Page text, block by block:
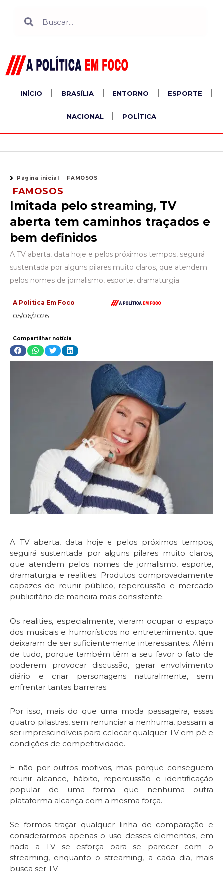
INÍCIO BRASÍLIA ENTORNO ESPORTE
NACIONAL POLÍTICA
Página inicial FAMOSOS
FAMOSOS
Imitada pelo streaming, TV
aberta tem caminhos traçados e
bem definidos
A TV aberta, data hoje e pelos próximos tempos, seguirá
sustentada por alguns pilares muito claros, que atendem
pelos nomes de jornalismo, esporte, dramaturgia
A Politica Em Foco
05/06/2026
Compartilhar notícia
A TV aberta, data hoje e pelos próximos tempos,
seguirá sustentada por alguns pilares muito claros,
que atendem pelos nomes de jornalismo, esporte,
dramaturgia e realities. Produtos comprovadamente
capazes de reunir público, repercussão e mercado
publicitário de maneira mais consistente.
Os realities, especialmente, vieram ocupar o espaço
dos musicais e humorísticos no entretenimento, que
deixaram de ser suficientemente interessantes. Além
de tudo, porque também têm a seu favor o fato de
poderem provocar discussão, gerar envolvimento
diário e criar personagens naturalmente, sem
enfrentar tantas barreiras.
Por isso, mais do que uma moda passageira, essas
quatro pilastras, sem renunciar a nenhuma, passam a
ser imprescindíveis para colocar qualquer TV em pé e
condições de competitividade.
E não por outros motivos, mas porque conseguem
reunir alcance, hábito, repercussão e identificação
popular de uma forma que nenhuma outra
plataforma alcança com a mesma força.
Se formos traçar qualquer linha de comparação e
considerarmos apenas o uso desses elementos, em
nada a TV se esforça para se parecer com o
streaming, enquanto o streaming, a cada dia, mais
busca ser TV.